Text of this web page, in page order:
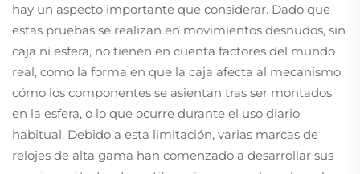
hay un aspecto importante que considerar. Dado que
estas pruebas se realizan en movimientos desnudos, sin
caja ni esfera, no tienen en cuenta factores del mundo
real, como la forma en que la caja afecta al mecanismo,
cómo los componentes se asientan tras ser montados
en la esfera, o lo que ocurre durante el uso diario
habitual. Debido a esta limitación, varias marcas de
relojes de alta gama han comenzado a desarrollar sus